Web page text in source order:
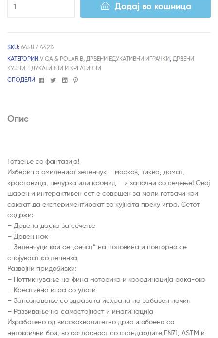
Додај во кошница
SKU: 6458 / 44212
КАТЕГОРИИ VIGA & POLAR B, ДРВЕНИ ЕДУКАТИВНИ ИГРАЧКИ, ДРВЕНИ
КУЈНИ, ЕДУКАТИВНИ И КРЕАТИВНИ
СПОДЕЛИ
FacebookTwitterLinkedin
Pinterest
Опис
Готвење со фантазија!
Избери го омилениот зеленчук – морков, тиква, домат,
краставица, печурка или кромид – и започни со сечење! Овој
шарен и интерактивен сет е совршен за мали готвачи кои
сакаат да експериментираат во кујната преку игра. Сетот
содржи:
– Дрвена даска за сечење
– Дрвен нож
– Зеленчуци кои се „сечат“ на половина и повторно се
спојуваат со лепенка
Развојни придобивки:
– Поттикнување на фина моторика и координација рака-око
– Креативна игра со улоги
– Запознавање со здравата исхрана на забавен начин
– Развивање на самостојност и имагинација
Изработено од висококвалитетно дрво и обоено со
нетоксични бои, во согласност со стандардите EN71, ASTM и